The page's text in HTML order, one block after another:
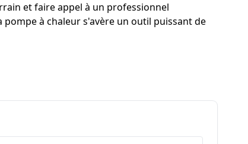
et faire appel à un professionnel
à chaleur s'avère un outil puissant de